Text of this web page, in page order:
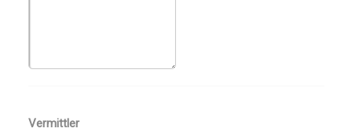
Vermittler